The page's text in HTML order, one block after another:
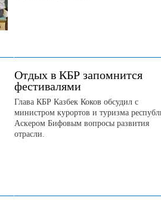
Отдых в КБР запомнится
фестивалями
Глава КБР Казбек Коков обсудил с
министром курортов и туризма
Аскером Бифовым вопросы развития
отрасли.